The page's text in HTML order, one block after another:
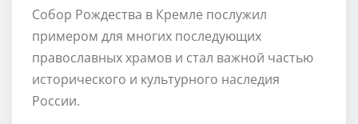
Собор Рождества в Кремле послужил
примером для многих последующих
православных храмов и стал важной частью
исторического и культурного наследия
России.